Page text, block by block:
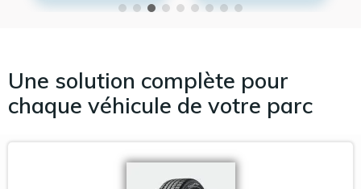
Une solution complète pour
chaque véhicule de votre parc